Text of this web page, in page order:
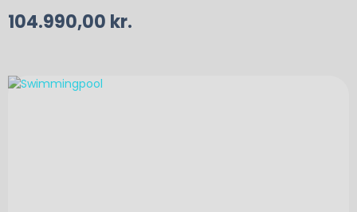
104.990,00 kr.